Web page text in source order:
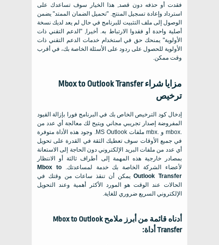
فقدت أو حذفه دون قصد, هذا الخيار سوف تساعدك على
استرداد وإعادة تسجيل المنتج. "تحميل الضمان الممتد" يضمن
الوصول إلى ملف التثبيت للبرنامج في حال لم يعد لديك نسخة
أصلية واحدة أو فقدوا الارتباط به. أخيرا, "الدعم التقني ذات
الأولوية" يمنحك حق في استخدام خدمات الدعم التقني ذات
الأولوية للحصول على ردود على الأسئلة الخاصة بك، في أقرب
وقت ممكن.
مزايا شراءMbox to Outlook Transfer
ترخيص
إدخال كود الترخيص الخاص بك في البرنامج فورا بإزالة القيود
المفروضة إصدار تجريبي مجاني ويتيح لك معالجة أي عدد من
.mbox
و .mbx ملفات MS Outlook. وجود هذه الأداة متوفرة
في جميع الأوقات سوف تعطيك الثقة في القدرة على تحويل
أي عدد من ملفات البريد الإلكتروني دون الحاجة إلى الاستعانة
بمصادر خارجية هذه المهمة إلى أطراف ثالثة أو الانتظار
لأعضاء الشركة الخاصة بك خدمة لمساعدتك.Mbox to
Outlook Transferيمكن أن تنقذ ساعات من وقتك في
الحالات عند الوقت هو المورد الأكثر أهمية وعند التحويل
الإلكتروني السريع ضروري للغاية.
أدناه قائمة من أبرز ملامحMbox to Outlook
Transfer أداة: